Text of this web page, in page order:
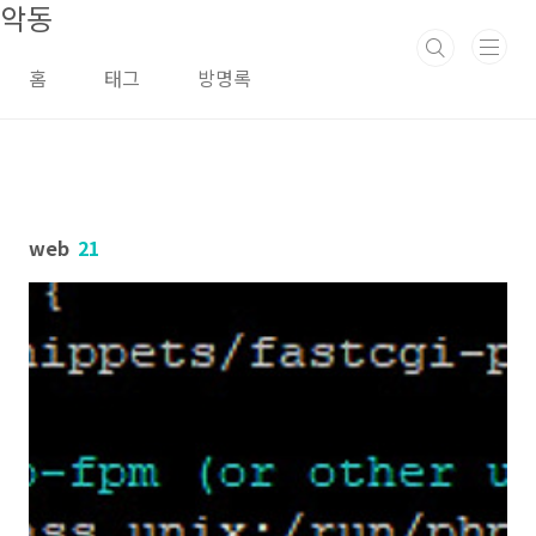
본문 바로가기
악동
홈 태그 방명록
web 21